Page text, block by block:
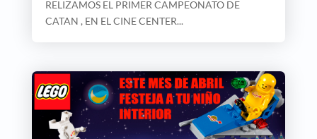
RELIZAMOS EL PRIMER CAMPEONATO DE
CATAN , EN EL CINE CENTER...